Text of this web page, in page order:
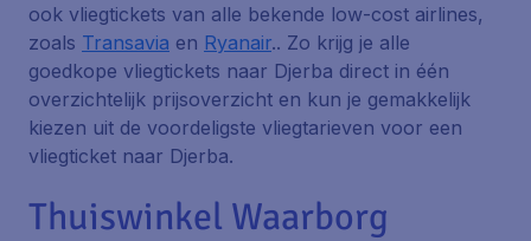
ook vliegtickets van alle bekende low-cost airlines,
zoals Transavia en Ryanair.. Zo krijg je alle
goedkope vliegtickets naar Djerba direct in één
overzichtelijk prijsoverzicht en kun je gemakkelijk
kiezen uit de voordeligste vliegtarieven voor een
vliegticket naar Djerba.
Thuiswinkel Waarborg